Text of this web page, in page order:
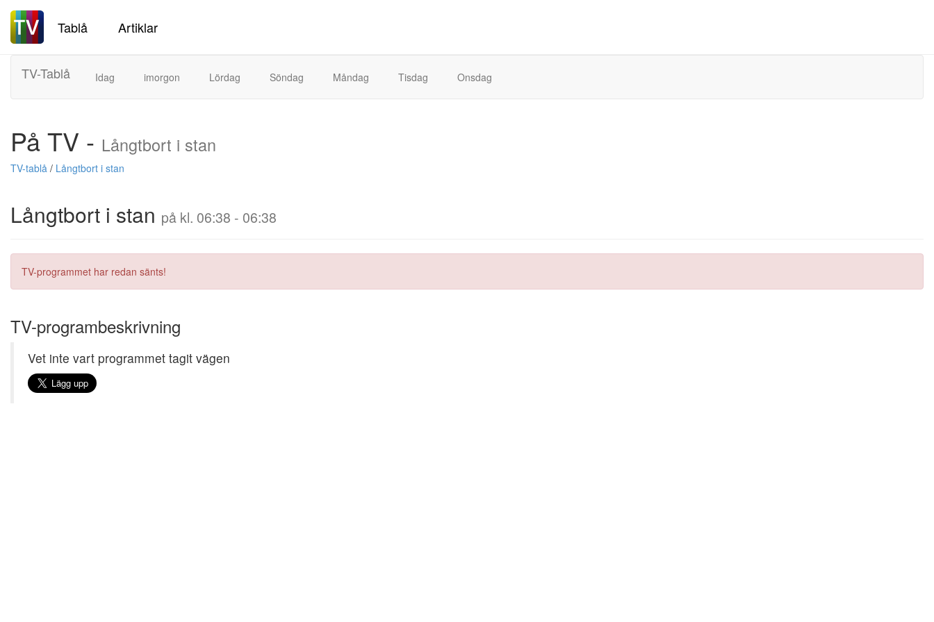
Tablå Artiklar
TV-Tablå Idag imorgon Lördag Söndag Måndag Tisdag Onsdag
På TV - Långtbort i stan
TV-tablå / Långtbort i stan
Långtbort i stan på kl. 06:38 - 06:38
TV-programmet har redan sänts!
TV-programbeskrivning
Vet inte vart programmet tagit vägen